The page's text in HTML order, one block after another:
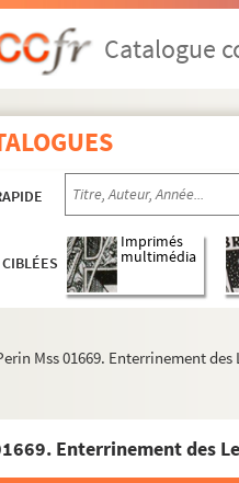
Catalogue
Imprimés
multimédia
Mss 01669. Enterrinement
Thierry